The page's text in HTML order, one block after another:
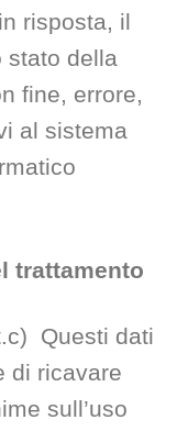
risposta, il
stato della
fine, errore,
al sistema
trattamento
Questi dati
di ricavare
sull’uso